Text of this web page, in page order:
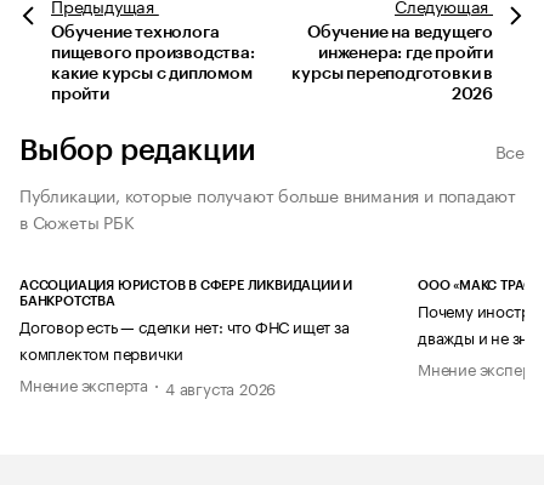
Обучение технолога
пищевого производства:
какие курсы с дипломом
пройти
Обучение на ведущего
инженера: где пройти
курсы переподготовки в
2026
Выбор редакции
Все
Публикации, которые получают больше внимания и попадают
в Сюжеты РБК
АССОЦИАЦИЯ ЮРИСТОВ В СФЕРЕ ЛИКВИДАЦИИ И
БАНКРОТСТВА
Договор есть — сделки нет: что ФНС ищет за
комплектом первички
Мнение эксперта
4 августа 2026
ООО «МАКС ТРАСТ»
Почему
дважды и не
Мнение